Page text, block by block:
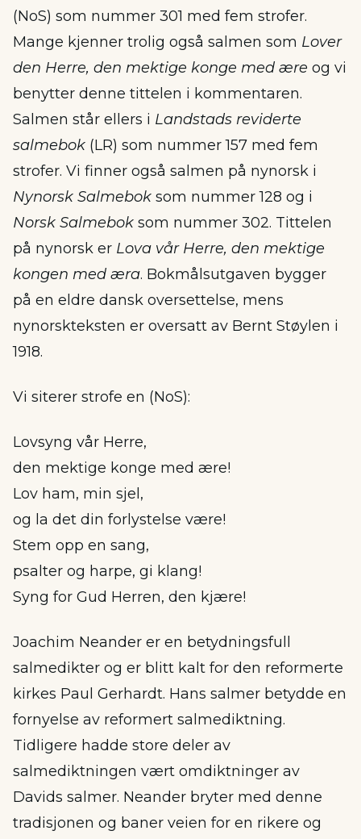
(NoS) som nummer 301 med fem strofer.
Mange kjenner trolig også salmen som Lover
den Herre, den mektige konge med ære og vi
benytter denne tittelen i kommentaren.
Salmen står ellers i Landstads reviderte
salmebok (LR) som nummer 157 med fem
strofer. Vi finner også salmen på nynorsk i
Nynorsk Salmebok som nummer 128 og i
Norsk Salmebok som nummer 302. Tittelen
på nynorsk er Lova vår Herre, den mektige
kongen med æra. Bokmålsutgaven bygger
på en eldre dansk oversettelse, mens
nynorskteksten er oversatt av Bernt Støylen i
1918.
Vi siterer strofe en (NoS):
Lovsyng vår Herre,
den mektige konge med ære!
Lov ham, min sjel,
og la det din forlystelse være!
Stem opp en sang,
psalter og harpe, gi klang!
Syng for Gud Herren, den kjære!
Joachim Neander er en betydningsfull
salmedikter og er blitt kalt for den reformerte
kirkes Paul Gerhardt. Hans salmer betydde en
fornyelse av reformert salmediktning.
Tidligere hadde store deler av
salmediktningen vært omdiktninger av
Davids salmer. Neander bryter med denne
tradisjonen og baner veien for en rikere og